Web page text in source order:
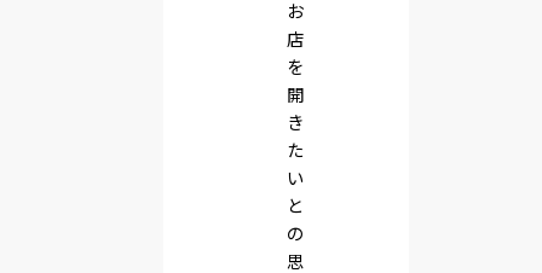
お
店
を
開
き
た
い
と
の
思